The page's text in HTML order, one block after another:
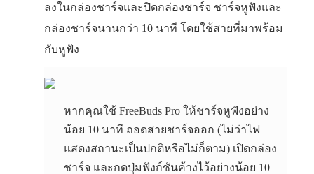
ลงในกล่องชาร์จและปิดกล่องชาร์จ ชาร์จหูฟังและ
กล่องชาร์จนานกว่า 10 นาที โดยใช้สายที่มาพร้อม
กับหูฟัง
หากคุณใช้ FreeBuds Pro ให้ชาร์จหูฟังอย่าง
น้อย 10 นาที ถอดสายชาร์จออก (ไม่ว่าไฟ
แสดงสถานะเป็นปกติหรือไม่ก็ตาม) เปิดกล่อง
ชาร์จ และกดปุ่มฟังก์ชันค้างไว้อย่างน้อย 10